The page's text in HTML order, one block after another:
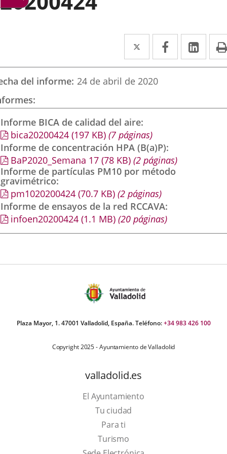
Twitter
Enlace
a
una
externa.
Facebook
Enlace
a
externa.
a
del informe 24 de abril de 2020
Informe BICA de calidad del aire
bica20200424 (197 KB) (7 páginas)
Informe de concentración HPA (B(a)P)
BaP2020_Semana 17 (78 KB) (2 páginas)
Informe de partículas PM10 por método
gravimétrico
pm1020200424 (70.7 KB) (2 páginas)
Informe de ensayos de la red RCCAVA
infoen20200424 (1.1 MB) (20 páginas)
Plaza Mayor, 1. 47001 Valladolid, España. Teléfono:+34 983 426 100
Copyright 2025 - Ayuntamiento de Valladolid
valladolid.es
El Ayuntamiento
Tu ciudad
Para ti
TurismoThis